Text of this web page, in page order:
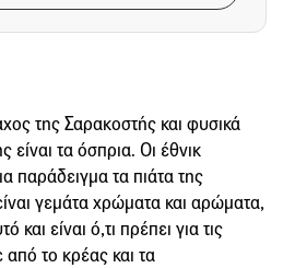
της Σαρακοστής και φυσικά
είναι τα όσπρια. Οι έθνικ
παράδειγμα τα πιάτα της
γεμάτα χρώματα και αρώματα,
και είναι ό,τι πρέπει για τις
το κρέας και τα